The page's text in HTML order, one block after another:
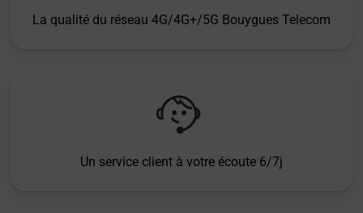
La qualité du réseau 4G/4G+/5G Bouygues Telecom
Un service client à votre écoute 6/7j